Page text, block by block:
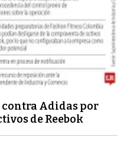
Adidas por
de Reebok